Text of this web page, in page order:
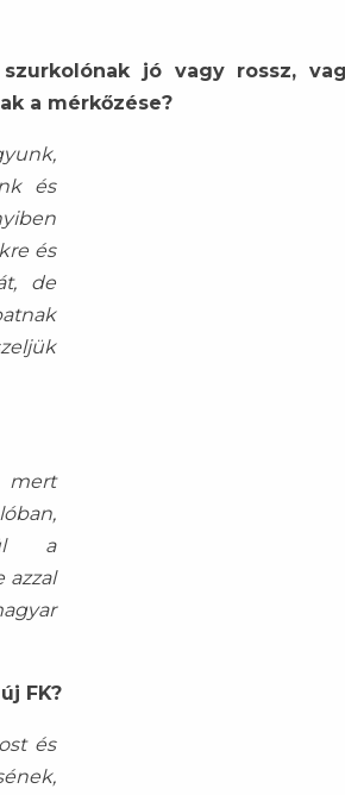
jó vagy rossz,
a mérkőzése?
és
és
de
mert
a
azzal
FK?
és